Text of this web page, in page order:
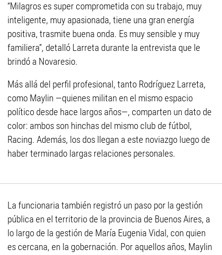
“Milagros es super comprometida con su trabajo, muy
inteligente, muy apasionada, tiene una gran energía
positiva, trasmite buena onda. Es muy sensible y muy
familiera”, detalló Larreta durante la entrevista que le
brindó a Novaresio.
Más allá del perfil profesional, tanto Rodríguez Larreta,
como Maylin —quienes militan en el mismo espacio
político desde hace largos años—, comparten un dato de
color: ambos son hinchas del mismo club de fútbol,
Racing. Además, los dos llegan a este noviazgo luego de
haber terminado largas relaciones personales.
La funcionaria también registró un paso por la gestión
pública en el territorio de la provincia de Buenos Aires, a
lo largo de la gestión de María Eugenia Vidal, con quien
es cercana, en la gobernación. Por aquellos años, Maylin